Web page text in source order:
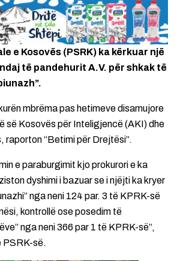
e Kosovës (PSRK) ka kërkuar një
të pandehurit A.V. për shkak të
mbrëma pas hetimeve disamujore
së Kosovës për Inteligjencë (AKI) dhe
raporton “Betimi për Drejtësi”.
e paraburgimit kjo prokurori e ka
dyshimi i bazuar se i njëjti ka kryer
nga neni 124 par. 3 të KPRK-së
kontrollë ose posedim të
nga neni 366 par 1 të KPRK-së”,
PSRK-së.